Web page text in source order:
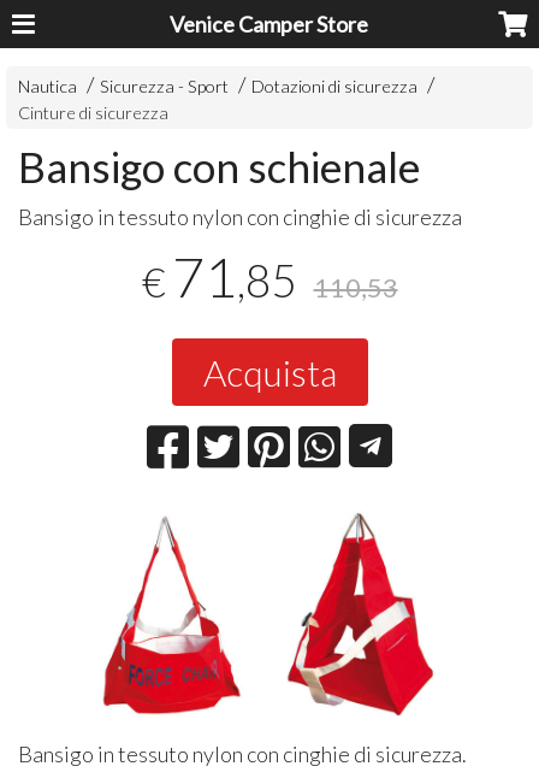
Venice Camper Store
Nautica Sicurezza - Sport
Dotazioni di sicurezza
Cinture di sicurezza
Bansigo con schienale
Bansigo in tessuto nylon con cinghie di sicurezza
€ 71 ,85 110,53
Acquista
Bansigo in tessuto nylon con cinghie di sicurezza.